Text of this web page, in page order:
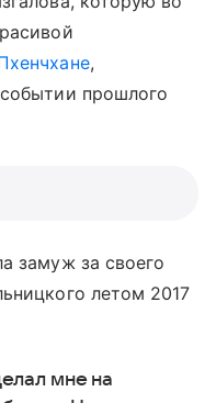
,
прошлого
замуж за своего
летом 2017
мне на